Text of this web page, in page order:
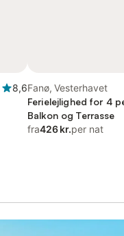
8,6Fanø, Vesterhavet
Ferielejlighed for 4
Balkon og Terrasse
fra426 kr.per nat